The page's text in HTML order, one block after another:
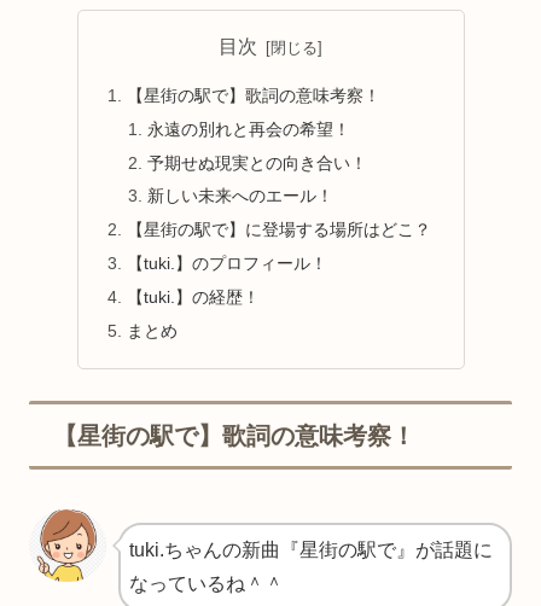
目次
【星街の駅で】歌詞の意味考察！
永遠の別れと再会の希望！
予期せぬ現実との向き合い！
新しい未来へのエール！
【星街の駅で】に登場する場所はどこ？
【tuki.】のプロフィール！
【tuki.】の経歴！
まとめ
【星街の駅で】歌詞の意味考察！
tuki.ちゃんの新曲『星街の駅で』が話題に
なっているね＾＾